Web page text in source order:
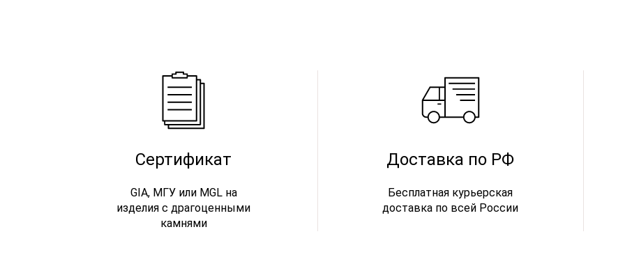
Сертификат
GIA, МГУ или MGL на
изделия с драгоценными
камнями
Доставка по РФ
Бесплатная курьерская
доставка по всей России